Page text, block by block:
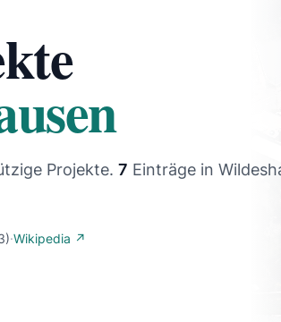
Projekte. 7 Einträge in
·Wikipedia ↗